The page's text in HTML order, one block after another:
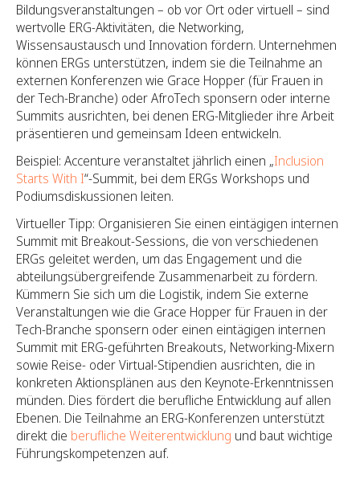
Bildungsveranstaltungen – ob vor Ort oder virtuell – sind
wertvolle ERG-Aktivitäten, die Networking,
Wissensaustausch und Innovation fördern. Unternehmen
können ERGs unterstützen, indem sie die Teilnahme an
externen Konferenzen wie Grace Hopper (für Frauen in
der Tech-Branche) oder AfroTech sponsern oder interne
Summits ausrichten, bei denen ERG-Mitglieder ihre Arbeit
präsentieren und gemeinsam Ideen entwickeln.
Beispiel: Accenture veranstaltet jährlich einen „Inclusion
Starts With I“-Summit, bei dem ERGs Workshops und
Podiumsdiskussionen leiten.
Virtueller Tipp: Organisieren Sie einen eintägigen internen
Summit mit Breakout-Sessions, die von verschiedenen
ERGs geleitet werden, um das Engagement und die
abteilungsübergreifende Zusammenarbeit zu fördern.
Kümmern Sie sich um die Logistik, indem Sie externe
Veranstaltungen wie die Grace Hopper für Frauen in der
Tech-Branche sponsern oder einen eintägigen internen
Summit mit ERG-geführten Breakouts, Networking-Mixern
sowie Reise- oder Virtual-Stipendien ausrichten, die in
konkreten Aktionsplänen aus den Keynote-Erkenntnissen
münden. Dies fördert die berufliche Entwicklung auf allen
Ebenen. Die Teilnahme an ERG-Konferenzen unterstützt
direkt die berufliche Weiterentwicklung und baut wichtige
Führungskompetenzen auf.